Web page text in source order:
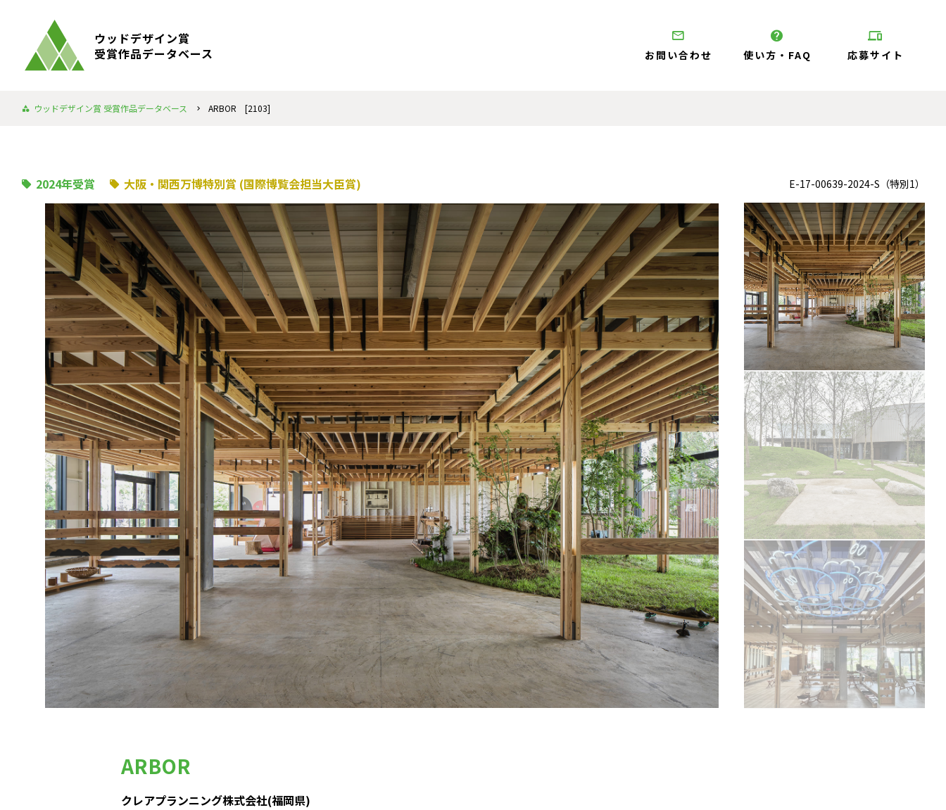
ウッドデザイン賞
受賞作品データベース
お問い合わせ 使い方・FAQ 応募サイト
ウッドデザイン賞 受賞作品データベース ARBOR [2103]
2024年受賞 大阪・関西万博特別賞 (国際博覧会担当大臣賞) E-17-00639-2024-S（特別1）
ARBOR
クレアプランニング株式会社(福岡県)